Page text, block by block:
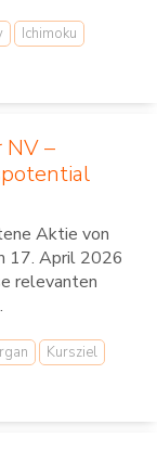
Ichimoku
NV –
Aktie von
17. April 2026
relevanten
Kursziel